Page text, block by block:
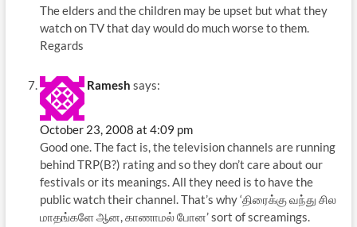
The elders and the children may be upset but what they
watch on TV that day would do much worse to them.
Regards
Ramesh says:
October 23, 2008 at 4:09 pm
Good one. The fact is, the television channels are running
behind TRP(B?) rating and so they don’t care about our
festivals or its meanings. All they need is to have the
public watch their channel. That’s why ‘திரைக்கு வந்து சில
மாதங்களே ஆன, காணாமல் போன’ sort of screamings.